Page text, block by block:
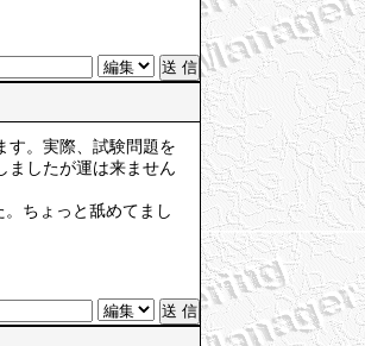
す。実際、試験問題を
ましたが運は来ません
ちょっと舐めてまし